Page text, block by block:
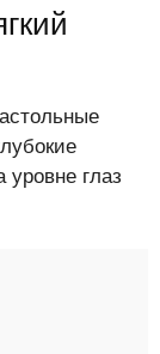
глаз